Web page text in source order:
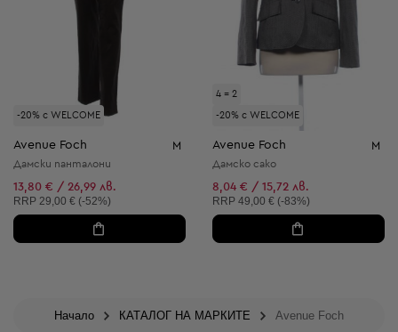
-20% с WELCOME
Avenue Foch M
Дамски панталони
13,80 € / 26,99 лв.
Препоръчителна цена:
RRP 29,00 € (-52%)
4 = 2
-20% с WELCOME
Avenue Foch M
Дамско сако
8,04 € / 15,72 лв.
Препоръчителна цена:
RRP 49,00 € (-83%)
Начало КАТАЛОГ НА МАРКИТЕ Avenue Foch